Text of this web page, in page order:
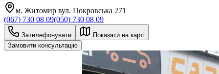
м. Житомир вул. Покровська 271
(067) 730 08 09(050) 730 08 09
Зателефонувати
Показати на карті
Замовити консультацію